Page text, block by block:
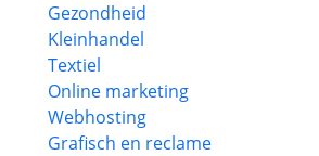
Gezondheid
Kleinhandel
Textiel
Online marketing
Webhosting
Grafisch en reclame